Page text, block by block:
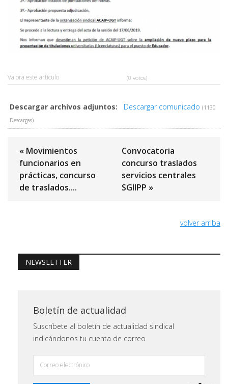
Valora este artículo (0 votos)
Descargar archivos adjuntos: Descargar comunicado (1130
Descargas)
« Movimientos
funcionarios en
prácticas, concurso
de traslados....
Convocatoria
concurso traslados
servicios centrales
SGIIPP »
volver arriba
NEWSLETTER
Boletín de actualidad
Suscríbete al boletín de actualidad sindical
indicándonos tu cuenta de correo